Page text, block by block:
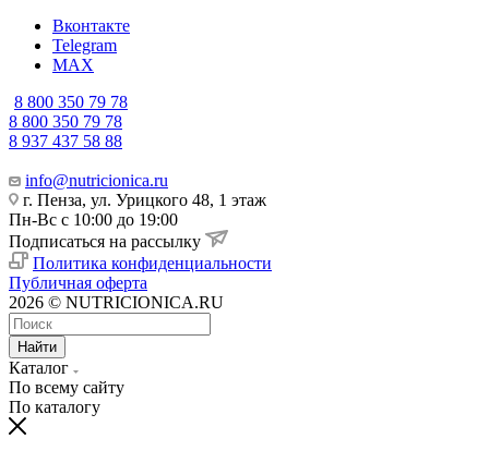
Вконтакте
Telegram
MAX
8 800 350 79 78
8 800 350 79 78
8 937 437 58 88
info@nutricionica.ru
г. Пенза, ул. Урицкого 48, 1 этаж
Пн-Вс с 10:00 до 19:00
Подписаться на рассылку
Политика конфиденциальности
Публичная оферта
2026 © NUTRICIONICA.RU
Найти
Каталог
По всему сайту
По каталогу